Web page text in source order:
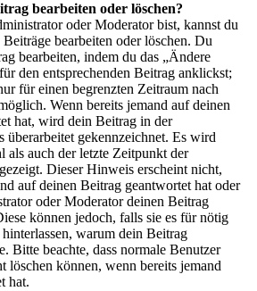
bearbeiten oder löschen?
oder Moderator bist, kannst du
bearbeiten oder löschen. Du
bearbeiten, indem du das „Ändere
den entsprechenden Beitrag anklickst;
für einen begrenzten Zeitraum nach
Wenn bereits jemand auf deinen
hat, wird dein Beitrag in der
überarbeitet gekennzeichnet. Es wird
als auch der letzte Zeitpunkt der
Dieser Hinweis erscheint nicht,
auf deinen Beitrag geantwortet hat oder
oder Moderator deinen Beitrag
können jedoch, falls sie es für nötig
warum dein Beitrag
Bitte beachte, dass normale Benutzer
löschen können, wenn bereits jemand
hat.